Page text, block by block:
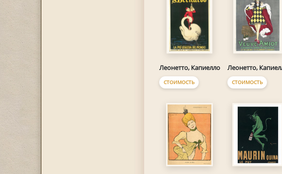
Леонетто, Капиелло
СТОИМОСТЬ
Леонетто,
СТОИМОСТЬ